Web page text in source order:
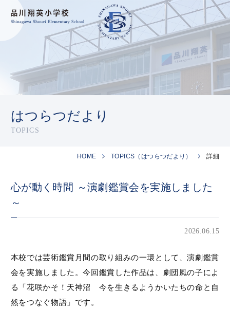
はつらつだより
TOPICS
HOME TOPICS（はつらつだより） 詳細
心が動く時間 ～演劇鑑賞会を実施しました
～
2026.06.15
本校では芸術鑑賞月間の取り組みの一環として、演劇鑑賞
会を実施しました。今回鑑賞した作品は、劇団風の子によ
る「花咲かそ！天神沼 今を生きるようかいたちの命と自
然をつなぐ物語」です。